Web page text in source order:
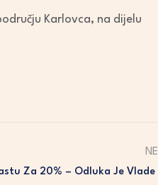
Karlovca, na dijelu
Za 20% – Odluka Je Vlade